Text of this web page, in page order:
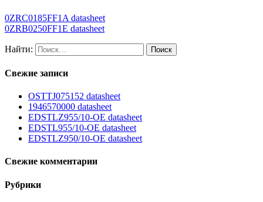
0ZRC0185FF1A datasheet
0ZRB0250FF1E datasheet
Найти:
Свежие записи
OSTTJ075152 datasheet
1946570000 datasheet
EDSTLZ955/10-OE datasheet
EDSTL955/10-OE datasheet
EDSTLZ950/10-OE datasheet
Свежие комментарии
Рубрики